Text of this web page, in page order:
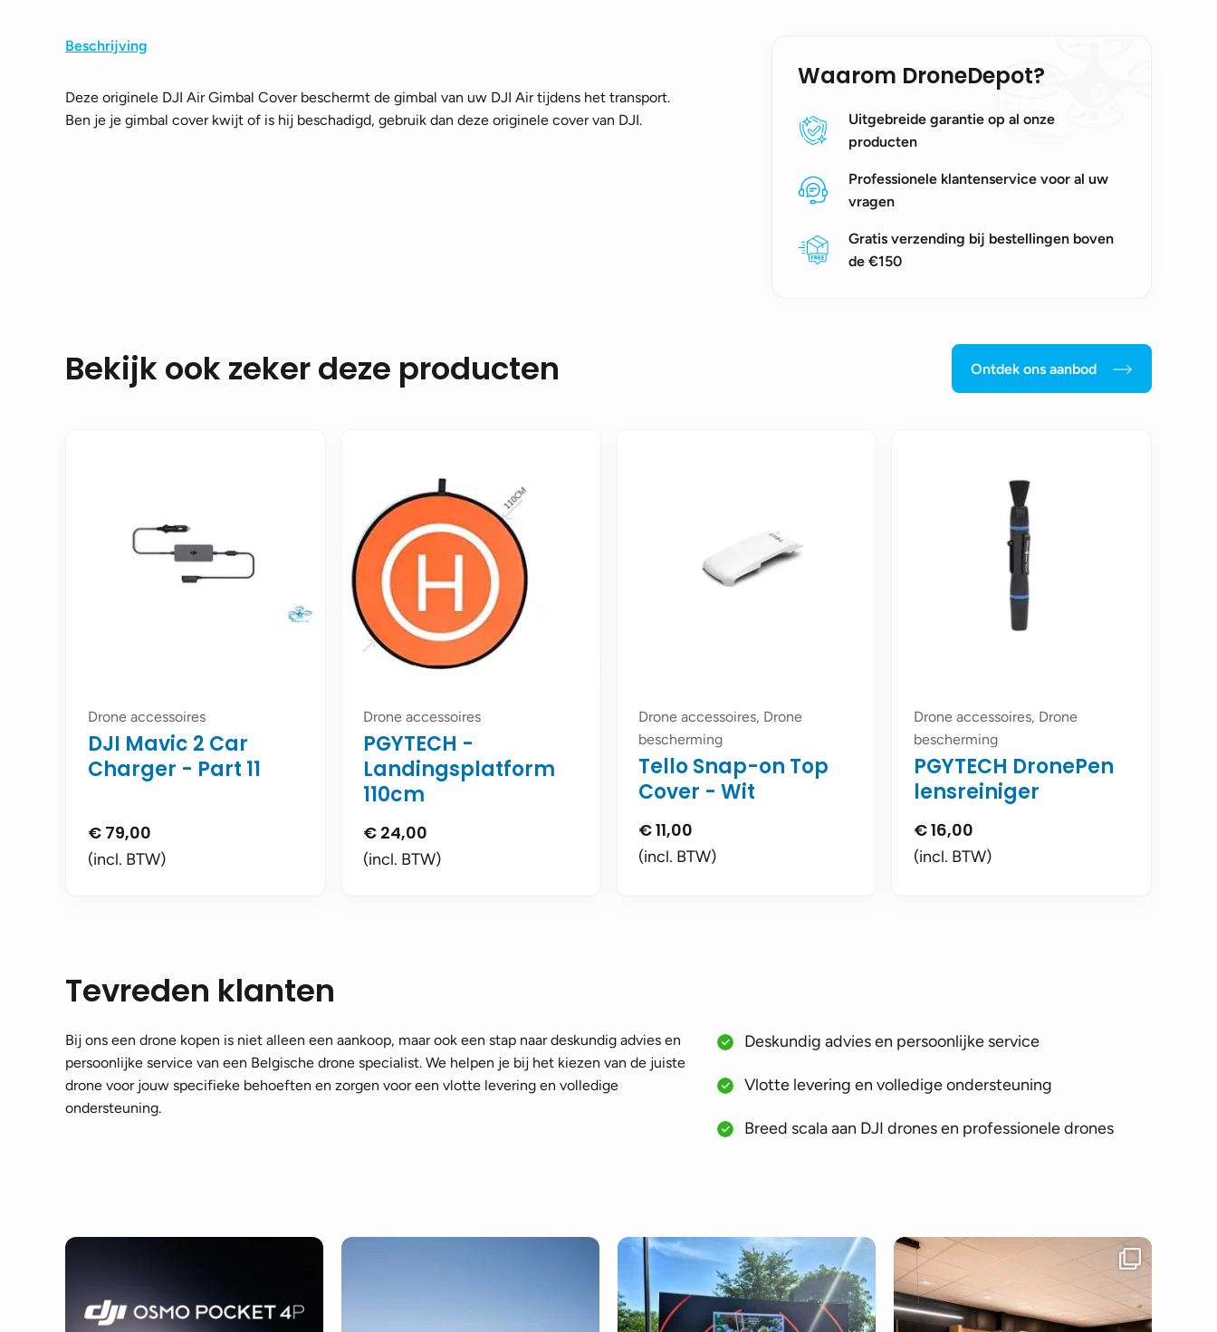
Beschrijving
Deze originele DJI Air Gimbal Cover beschermt de gimbal van uw DJI Air tijdens het transport.
Ben je je gimbal cover kwijt of is hij beschadigd, gebruik dan deze originele cover van DJI.
Waarom DroneDepot?
Uitgebreide garantie op al onze
producten
Professionele klantenservice voor al uw
vragen
Gratis verzending bij bestellingen boven
de €150
Bekijk ook zeker deze producten Ontdek ons aanbod
Drone accessoires
DJI Mavic 2 Car
Charger - Part 11
€ 79,00
(incl. BTW)
Drone accessoires
PGYTECH -
Landingsplatform
110cm
€ 24,00
(incl. BTW)
Drone accessoires, Drone
bescherming
Tello Snap-on Top
Cover - Wit
€11,00
(incl. BTW)
Drone accessoires, Drone
bescherming
PGYTECH DronePen
lensreiniger
€16,00
(incl. BTW)
Tevreden klanten
Bij ons een drone kopen is niet alleen een aankoop, maar ook een stap naar deskundig advies en
persoonlijke service van een Belgische drone specialist. We helpen je bij het kiezen van de juiste
drone voor jouw specifieke behoeften en zorgen voor een vlotte levering en volledige
ondersteuning.
Deskundig advies en persoonlijke service
Vlotte levering en volledige ondersteuning
Breed scala aan DJI drones en professionele drones